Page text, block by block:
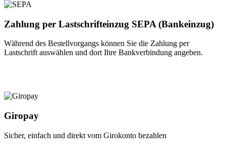
Zahlung per Lastschrifteinzug SEPA (Bankeinzug)
Während des Bestellvorgangs können Sie die Zahlung per
Lastschrift auswählen und dort Ihre Bankverbindung angeben.
Giropay
Sicher, einfach und direkt vom Girokonto bezahlen